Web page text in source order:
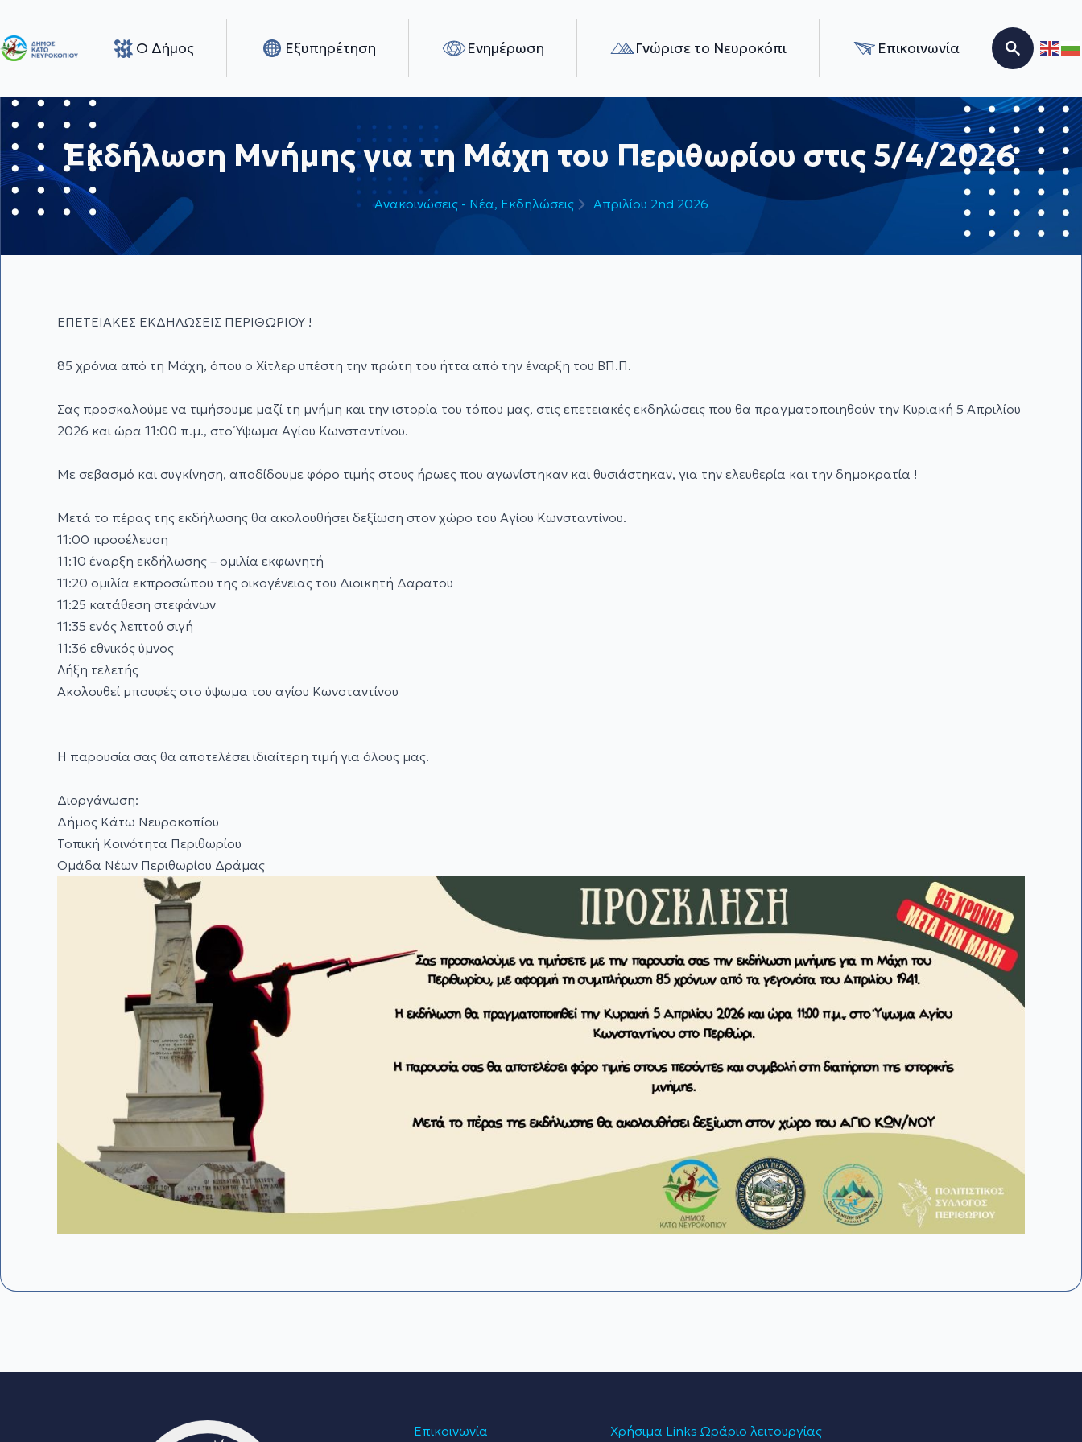
Ο Δήμος Εξυπηρέτηση Ενημέρωση Γνώρισε το Νευροκόπι
Επικοινωνία
Search for:
Εκδήλωση Μνήμης για τη Μάχη του Περιθωρίου στις 5/4/2026
Ανακοινώσεις - Νέα Εκδηλώσεις Απριλίου 2nd 2026
ΕΠΕΤΕΙΑΚΕΣ ΕΚΔΗΛΩΣΕΙΣ ΠΕΡΙΘΩΡΙΟΥ !
85 χρόνια από τη Μάχη, όπου ο Χίτλερ υπέστη την πρώτη του ήττα από την έναρξη του Β΄Π.Π.
Σας προσκαλούμε να τιμήσουμε μαζί τη μνήμη και την ιστορία του τόπου μας, στις επετειακές εκδηλώσεις που θα πραγματοποιηθούν την Κυριακή 5 Απριλίου
2026 και ώρα 11:00 π.μ., στο Ύψωμα Αγίου Κωνσταντίνου.
Με σεβασμό και συγκίνηση, αποδίδουμε φόρο τιμής στους ήρωες που αγωνίστηκαν και θυσιάστηκαν, για την ελευθερία και την δημοκρατία !
Μετά το πέρας της εκδήλωσης θα ακολουθήσει δεξίωση στον χώρο του Αγίου Κωνσταντίνου.
11:00 προσέλευση
11:10 έναρξη εκδήλωσης – ομιλία εκφωνητή
11:20 ομιλία εκπροσώπου της οικογένειας του Διοικητή Δαρατου
11:25 κατάθεση στεφάνων
11:35 ενός λεπτού σιγή
11:36 εθνικός ύμνος
Λήξη τελετής
Ακολουθεί μπουφές στο ύψωμα του αγίου Κωνσταντίνου
Η παρουσία σας θα αποτελέσει ιδιαίτερη τιμή για όλους μας.
Διοργάνωση:
Δήμος Κάτω Νευροκοπίου
Τοπική Κοινότητα Περιθωρίου
Ομάδα Νέων Περιθωρίου Δράμας
Επικοινωνία Χρήσιμα Links Ωράριο λειτουργίας